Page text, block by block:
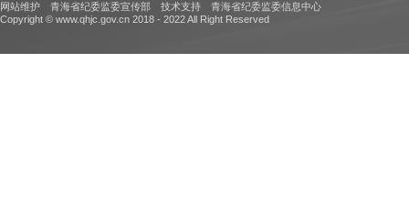
网站维护 青海省纪委监委宣传部 技术支持 青海省纪委监委信息中心
Copyright © www.qhjc.gov.cn 2018 - 2022 All Right Reserved